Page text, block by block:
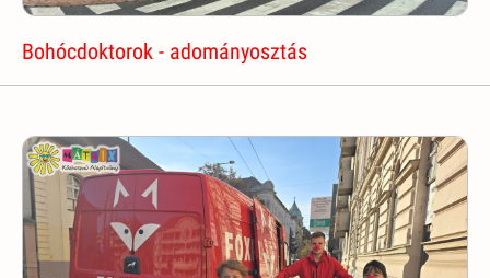
Bohócdoktorok - adományosztás